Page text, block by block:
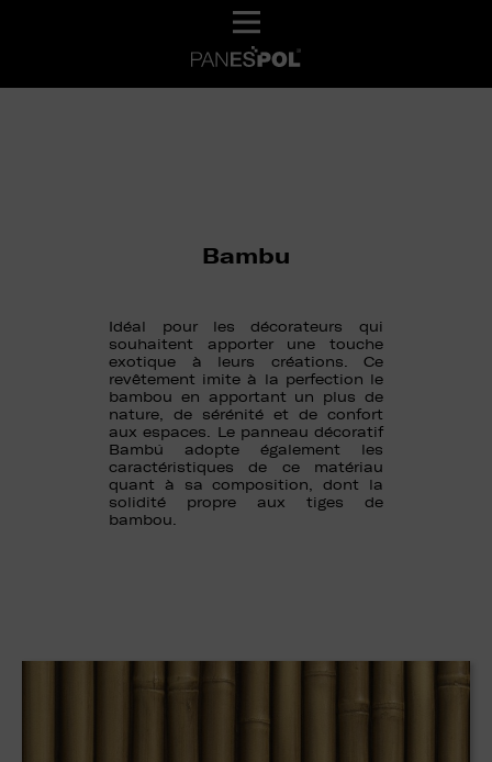
Bambu
Idéal pour les décorateurs qui
souhaitent apporter une touche
exotique à leurs créations. Ce
revêtement imite à la perfection le
bambou en apportant un plus de
nature, de sérénité et de confort
aux espaces. Le panneau décoratif
Bambú adopte également les
caractéristiques de ce matériau
quant à sa composition, dont la
solidité propre aux tiges de
bambou.